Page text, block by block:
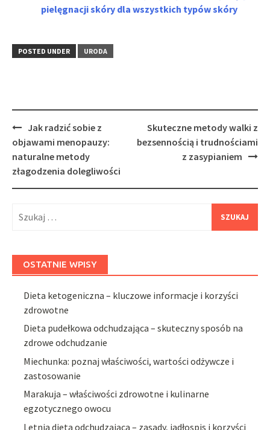
pielęgnacji skóry dla wszystkich typów skóry
POSTED UNDER URODA
Post
navigation
Jak radzić sobie z
objawami menopauzy:
naturalne metody
złagodzenia dolegliwości
Skuteczne metody walki z
bezsennością i trudnościami
z zasypianiem
OSTATNIE WPISY
Dieta ketogeniczna – kluczowe informacje i korzyści
zdrowotne
Dieta pudełkowa odchudzająca – skuteczny sposób na
zdrowe odchudzanie
Miechunka: poznaj właściwości, wartości odżywcze i
zastosowanie
Marakuja – właściwości zdrowotne i kulinarne
egzotycznego owocu
Letnia dieta odchudzająca – zasady, jadłospis i korzyści